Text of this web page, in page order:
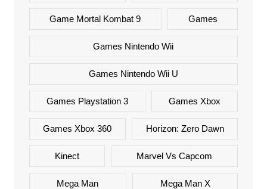
Game Mortal Kombat 9 Games
Games Nintendo Wii
Games Nintendo Wii U
Games Playstation 3 Games Xbox
Games Xbox 360 Horizon: Zero Dawn
Kinect Marvel Vs Capcom
Mega Man Mega Man X